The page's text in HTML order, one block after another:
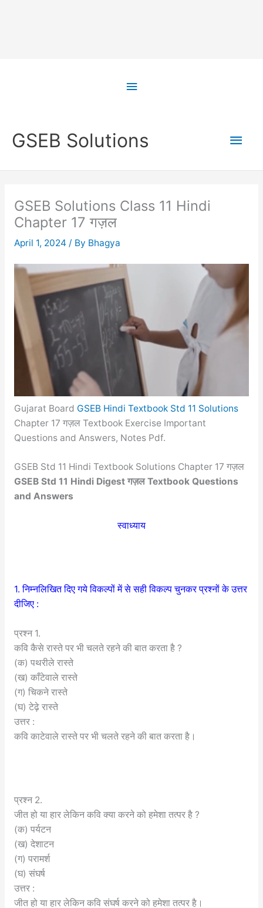
Above
GSEB Solutions
Main
GSEB Solutions Class 11 Hindi
Chapter 17 गज़ल
April 1, 2024 / By Bhagya
Gujarat Board GSEB Hindi Textbook Std 11 Solutions
Chapter 17 गज़ल Textbook Exercise Important
Questions and Answers, Notes Pdf.
GSEB Std 11 Hindi Textbook Solutions Chapter 17 गज़ल
GSEB Std 11 Hindi Digest गज़ल Textbook Questions
and Answers
स्वाध्याय
1. निम्नलिखित दिए गये विकल्पों में से सही विकल्प चुनकर प्रश्नों के उत्तर
दीजिए :
प्रश्न 1.
कवि कैसे रास्ते पर भी चलते रहने की बात करता है ?
(क) पथरीले रास्ते
(ख) काँटेवाले रास्ते
(ग) चिकने रास्ते
(घ) टेढ़े रास्ते
उत्तर :
कवि काटेवाले रास्ते पर भी चलते रहने की बात करता है।
प्रश्न 2.
जीत हो या हार लेकिन कवि क्या करने को हमेशा तत्पर है ?
(क) पर्यटन
(ख) देशाटन
(ग) परामर्श
(घ) संघर्ष
उत्तर :
जीत हो या हार लेकिन कवि संघर्ष करने को हमेशा तत्पर है।